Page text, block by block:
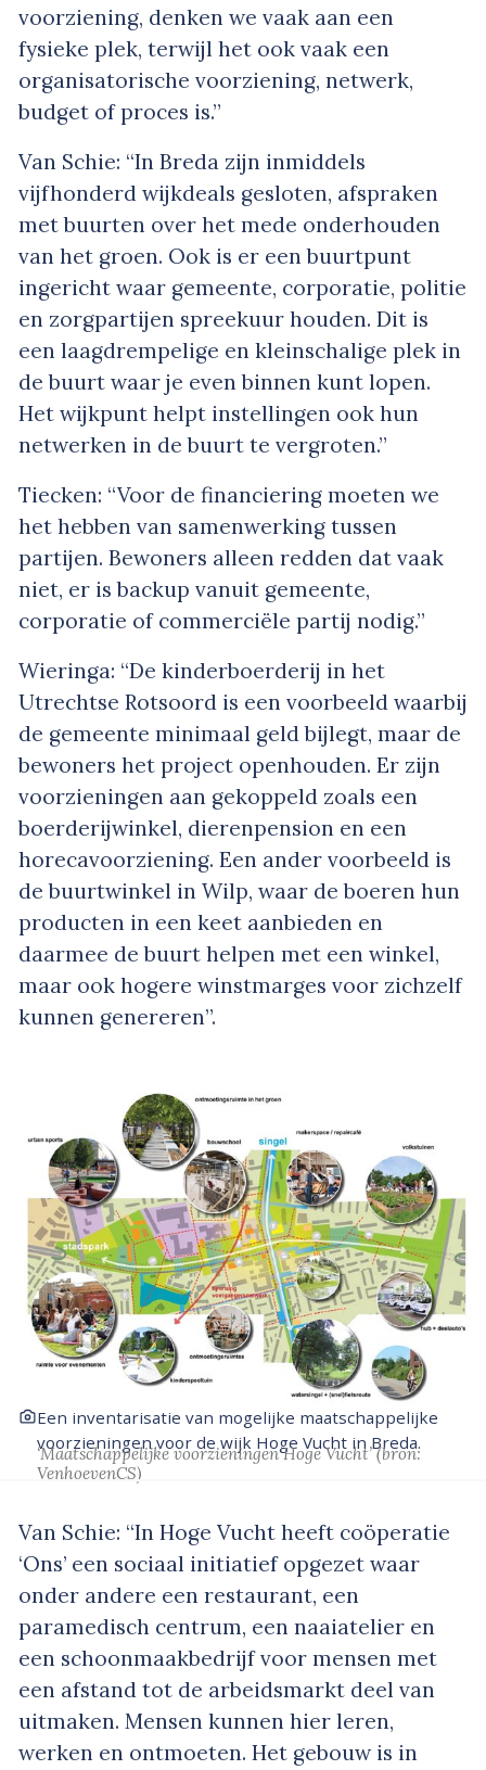
voorziening, denken we vaak aan een
fysieke plek, terwijl het ook vaak een
organisatorische voorziening, netwerk,
budget of proces is.”
Van Schie: “In Breda zijn inmiddels
vijfhonderd wijkdeals gesloten, afspraken
met buurten over het mede onderhouden
van het groen. Ook is er een buurtpunt
ingericht waar gemeente, corporatie, politie
en zorgpartijen spreekuur houden. Dit is
een laagdrempelige en kleinschalige plek in
de buurt waar je even binnen kunt lopen.
Het wijkpunt helpt instellingen ook hun
netwerken in de buurt te vergroten.”
Tiecken: “Voor de financiering moeten we
het hebben van samenwerking tussen
partijen. Bewoners alleen redden dat vaak
niet, er is backup vanuit gemeente,
corporatie of commerciële partij nodig.”
Wieringa: “De kinderboerderij in het
Utrechtse Rotsoord is een voorbeeld waarbij
de gemeente minimaal geld bijlegt, maar de
bewoners het project openhouden. Er zijn
voorzieningen aan gekoppeld zoals een
boerderijwinkel, dierenpension en een
horecavoorziening. Een ander voorbeeld is
de buurtwinkel in Wilp, waar de boeren hun
producten in een keet aanbieden en
daarmee de buurt helpen met een winkel,
maar ook hogere winstmarges voor zichzelf
kunnen genereren”.
Een inventarisatie van mogelijke maatschappelijke
voorzieningen voor de wijk Hoge Vucht in Breda.
‘Maatschappelijke voorzieningen Hoge Vucht’(bron:
VenhoevenCS)
Van Schie: “In Hoge Vucht heeft coöperatie
‘Ons’ een sociaal initiatief opgezet waar
onder andere een restaurant, een
paramedisch centrum, een naaiatelier en
een schoonmaakbedrijf voor mensen met
een afstand tot de arbeidsmarkt deel van
uitmaken. Mensen kunnen hier leren,
werken en ontmoeten. Het gebouw is in